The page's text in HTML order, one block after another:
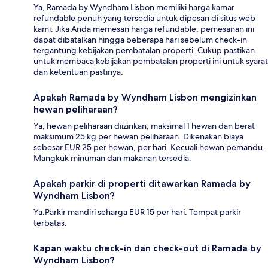
Ya, Ramada by Wyndham Lisbon memiliki harga kamar
refundable penuh yang tersedia untuk dipesan di situs web
kami. Jika Anda memesan harga refundable, pemesanan ini
dapat dibatalkan hingga beberapa hari sebelum check-in
tergantung kebijakan pembatalan properti. Cukup pastikan
untuk membaca kebijakan pembatalan properti ini untuk syarat
dan ketentuan pastinya.
Apakah Ramada by Wyndham Lisbon mengizinkan
hewan peliharaan?
Ya, hewan peliharaan diizinkan, maksimal 1 hewan dan berat
maksimum 25 kg per hewan peliharaan. Dikenakan biaya
sebesar EUR 25 per hewan, per hari. Kecuali hewan pemandu.
Mangkuk minuman dan makanan tersedia.
Apakah parkir di properti ditawarkan Ramada by
Wyndham Lisbon?
Ya.Parkir mandiri seharga EUR 15 per hari. Tempat parkir
terbatas.
Kapan waktu check-in dan check-out di Ramada by
Wyndham Lisbon?